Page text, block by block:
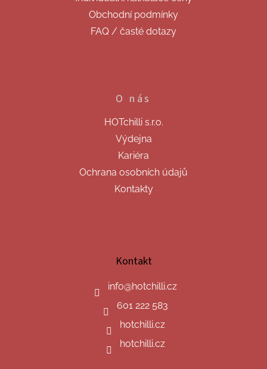
Obchodní podmínky
FAQ / časté dotazy
O nás
HOTchilli s.r.o.
Výdejna
Kariéra
Ochrana osobních údajů
Kontakty
Kontakt
info@hotchilli.cz
601 222 583
hotchilli.cz
hotchilli.cz